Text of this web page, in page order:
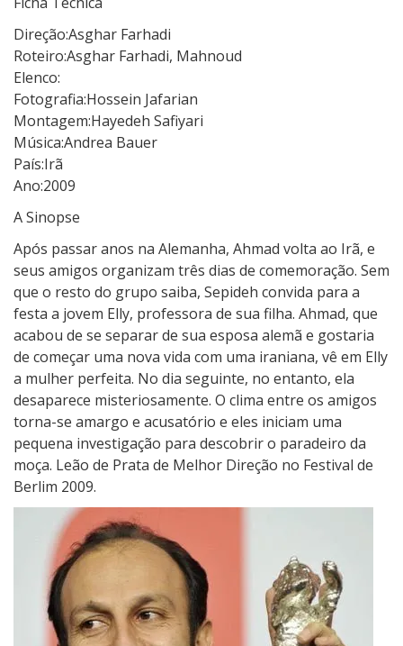
Direção:Asghar Farhadi
Roteiro:Asghar Farhadi, Mahnoud
Elenco:
Fotografia:Hossein Jafarian
Montagem:Hayedeh Safiyari
Música:Andrea Bauer
País:Irã
Ano:2009
A Sinopse
Após passar anos na Alemanha, Ahmad volta ao Irã, e
seus amigos organizam três dias de comemoração. Sem
que o resto do grupo saiba, Sepideh convida para a
festa a jovem Elly, professora de sua filha. Ahmad, que
acabou de se separar de sua esposa alemã e gostaria
de começar uma nova vida com uma iraniana, vê em Elly
a mulher perfeita. No dia seguinte, no entanto, ela
desaparece misteriosamente. O clima entre os amigos
torna-se amargo e acusatório e eles iniciam uma
pequena investigação para descobrir o paradeiro da
moça. Leão de Prata de Melhor Direção no Festival de
Berlim 2009.